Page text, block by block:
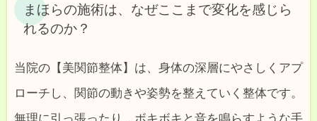
まほらの施術は、なぜここまで変化を感じら
れるのか？
当院の【美関節整体】は、身体の深層にやさしくアプ
ローチし、関節の動きや姿勢を整えていく整体です。
無理に引っ張ったり、ボキボキと音を鳴らすような手